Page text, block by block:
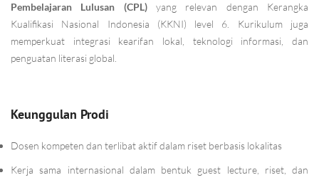
Pembelajaran Lulusan (CPL)yang relevan dengan Kerangka
Kualifikasi Nasional Indonesia (KKNI) level 6. Kurikulum juga
memperkuat integrasi kearifan lokal, teknologi informasi, dan
penguatan literasi global.
Keunggulan Prodi
Dosen kompeten dan terlibat aktif dalam riset berbasis lokalitas
Kerja sama internasional dalam bentuk guest lecture, riset, dan